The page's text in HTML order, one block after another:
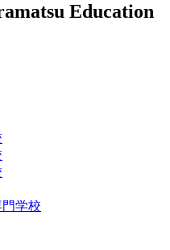
Education
学校